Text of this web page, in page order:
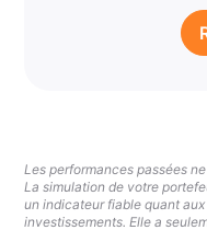
Les performances passées
La simulation de votre
un indicateur fiable quant
investissements. Elle a